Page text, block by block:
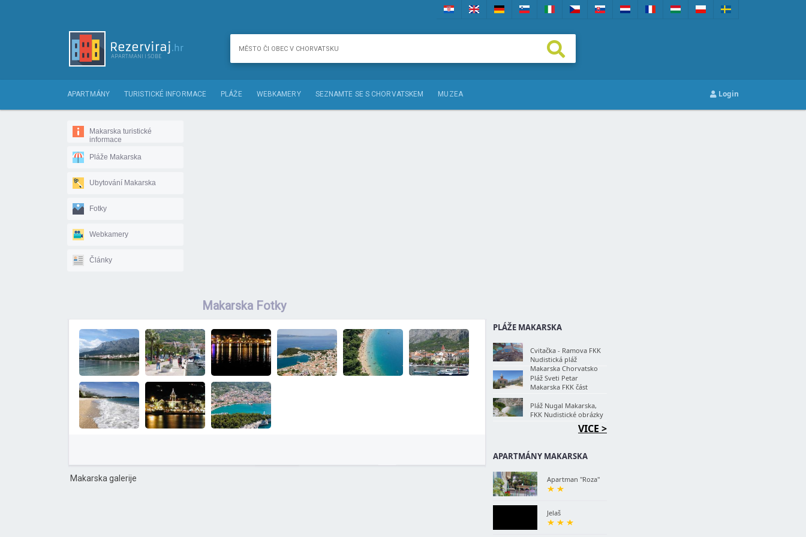
APARTMÁNY TURISTICKÉ INFORMACE PLÁŽE WEBKAMERY SEZNAMTE SE S CHORVATSKEM MUZEA Login
Makarska turistické
informace
Pláže Makarska
Ubytování Makarska
Fotky
Webkamery
Články
Makarska Fotky
Makarska galerije
PLÁŽE MAKARSKA
Cvitačka - Ramova FKK
Nudistická pláž
Makarska Chorvatsko
Pláž Sveti Petar
Makarska FKK část
Pláž Nugal Makarska,
FKK Nudistické obrázky
VICE >
APARTMÁNY MAKARSKA
Apartman "Roza"
Jelaš